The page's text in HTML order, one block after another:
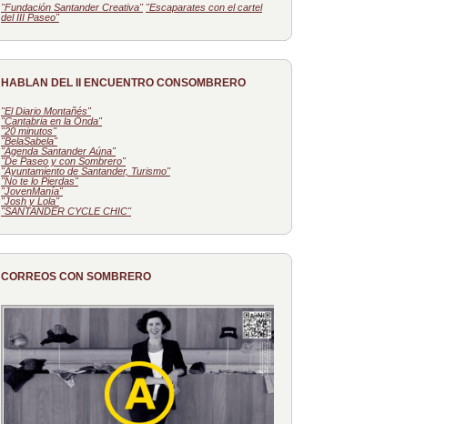
"Fundación Santander Creativa" "Escaparates con el cartel
del III Paseo"
HABLAN DEL II ENCUENTRO CONSOMBRERO
"El Diario Montañés"
"Cantabria en la Onda"
"20 minutos"
"BelaSabela"
"Agenda Santander Aúna"
"De Paseo y con Sombrero"
"Ayuntamiento de Santander, Turismo"
"No te lo Pierdas"
"JovenManía"
"Josh y Lola"
"SANTANDER CYCLE CHIC"
CORREOS CON SOMBRERO